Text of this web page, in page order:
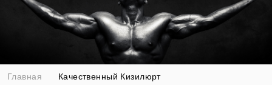
Главная Качественный Кизилюрт